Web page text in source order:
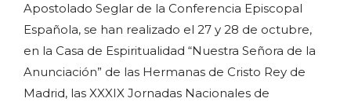
Apostolado Seglar de la Conferencia Episcopal
Española, se han realizado el 27 y 28 de octubre,
en la Casa de Espiritualidad “Nuestra Señora de la
Anunciación” de las Hermanas de Cristo Rey de
Madrid, las XXXIX Jornadas Nacionales de